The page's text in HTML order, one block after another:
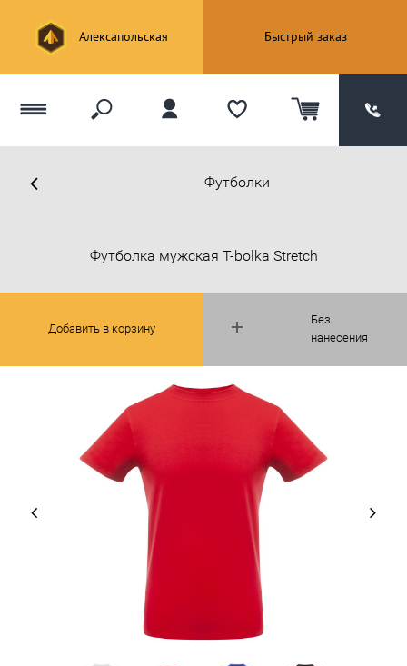
Алексапольская Быстрый заказ
Футболки
Без
нанесения
Футболка мужская T-bolka Stretch
Добавить в корзину